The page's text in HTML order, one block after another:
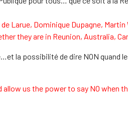
Larue, Dominique Dupagne,
they are in Reunion, Australia,
la possibilité de dire NON quand
us the power to say NO when